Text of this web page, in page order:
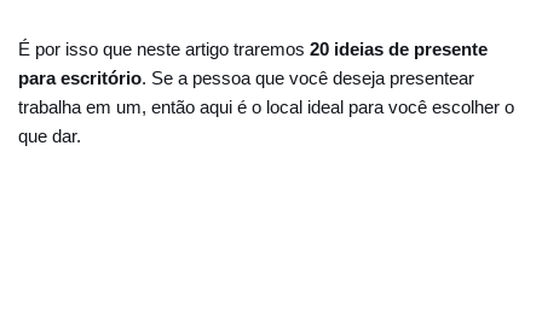
É por isso que neste artigo traremos 20 ideias de presente
para escritório. Se a pessoa que você deseja presentear
trabalha em um, então aqui é o local ideal para você escolher o
que dar.